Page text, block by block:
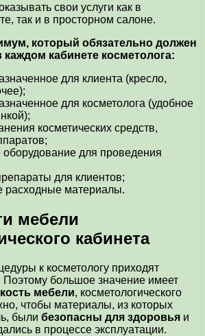
свои услуги как в
так и в просторном салоне.
который обязательно должен
каждом кабинете косметолога:
для клиента (кресло,
для косметолога (удобное
косметических средств,
для проведения
для клиентов;
расходные материалы.
мебели
кабинета
к косметологу приходят
Поэтому большое значение имеет
мебели, косметологического
чтобы материалы, из которых
были безопасны для здоровья и
в процессе эксплуатации.